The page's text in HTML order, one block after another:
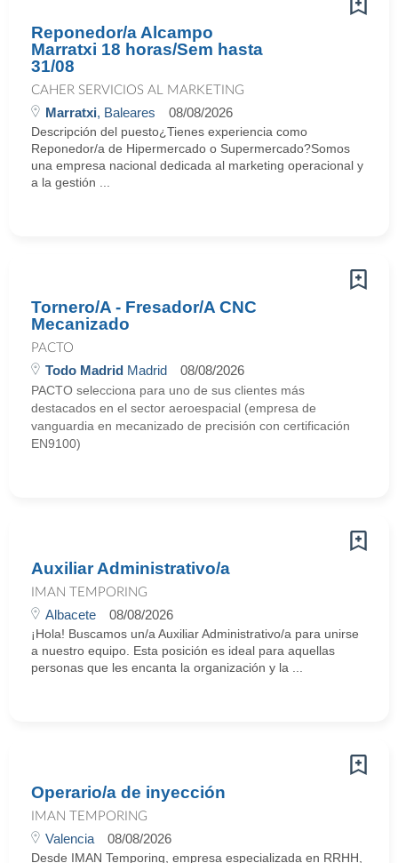
Reponedor/a Alcampo
Marratxi 18 horas/Sem hasta
31/08
CAHER SERVICIOS AL MARKETING
Marratxi, Baleares 08/08/2026
Descripción del puesto¿Tienes experiencia como
Reponedor/a de Hipermercado o Supermercado?Somos
una empresa nacional dedicada al marketing operacional y
a la gestión ...
Tornero/A - Fresador/A CNC
Mecanizado
PACTO
Todo Madrid Madrid 08/08/2026
PACTO selecciona para uno de sus clientes más
destacados en el sector aeroespacial (empresa de
vanguardia en mecanizado de precisión con certificación
EN9100)
Auxiliar Administrativo/a
IMAN TEMPORING
Albacete 08/08/2026
¡Hola! Buscamos un/a Auxiliar Administrativo/a para unirse
a nuestro equipo. Esta posición es ideal para aquellas
personas que les encanta la organización y la ...
Operario/a de inyección
IMAN TEMPORING
Valencia 08/08/2026
Desde IMAN Temporing, empresa especializada en RRHH,